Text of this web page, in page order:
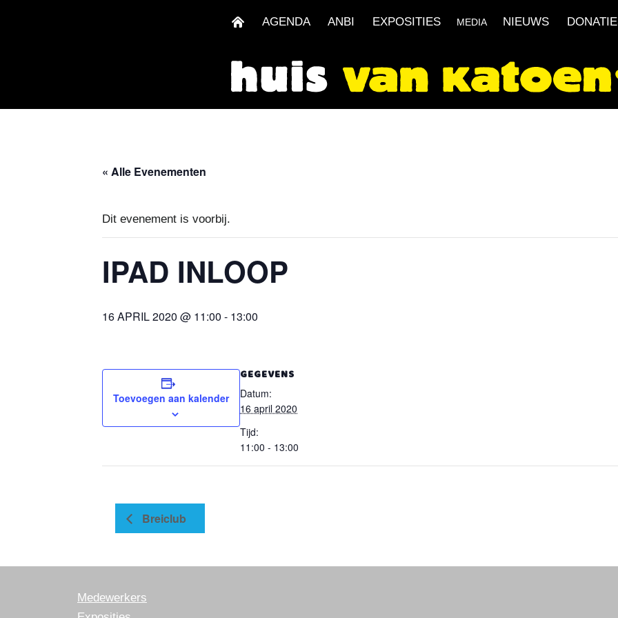
AGENDA ANBI EXPOSITIES MEDIA NIEUWS
« Alle Evenementen
Dit evenement is voorbij.
IPAD INLOOP
16 APRIL 2020 @ 11:00 - 13:00
Toevoegen aan kalender
GEGEVENS
Datum:
16 april 2020
Tijd:
11:00 - 13:00
Breiclub
Medewerkers